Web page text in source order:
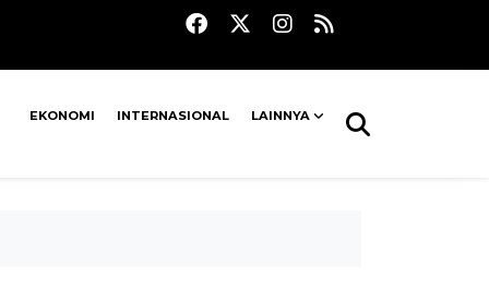
EKONOMI INTERNASIONAL LAINNYA